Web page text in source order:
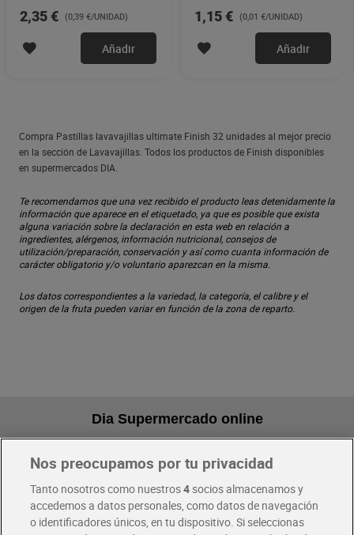
2,35 € (0,39 €/UNIDAD)
Añadir
1,15 € (0,01 €/UNIDAD)
Añadir
Compra Pastillas lavavajillas ultimate Finish 32 unidades al mejor precio
en la sección de Lavavajillas. Todos los productos de Finish disponibles
en supermercados DIA.
Te recomendamos que una vez recibido el producto leas detenidamente la
información que aparece en el etiquetado, ya que es posible que exista
alguna variación sobre la declaración en esta web en relación a
ingredientes, alérgenos, información nutricional, consejos de
utilización/preparación, conservación y así como cuanta información de
carácter obligatorio y/o voluntario aparezcan en la misma.
Los datos correspondientes a la variedad, la categoría, el calibre y el
origen de la fruta pueden variar en función de la zona de reparto.
Dia Supermercado online
Pide hoy, recibe hoy
Envío gratis por compras superiores a 100€
Nos preocupamos por tu privacidad
Tanto nosotros como nuestros4socios almacenamos y
accedemos a datos personales, como datos de navegación
o identificadores únicos, en tu dispositivo. Si seleccionas